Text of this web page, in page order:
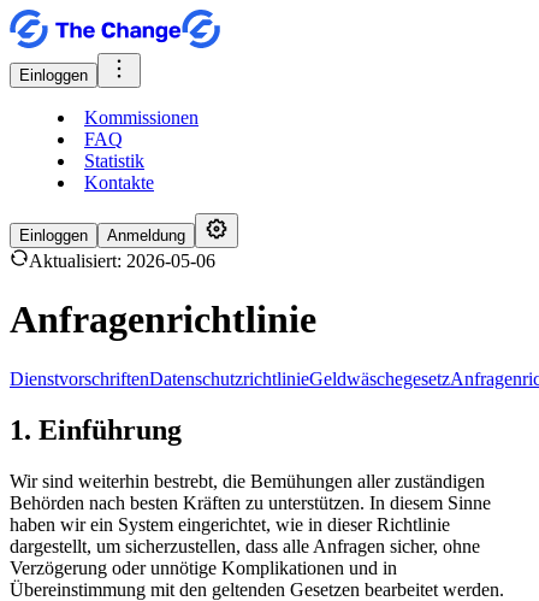
Einloggen
Kommissionen
FAQ
Statistik
Kontakte
Einloggen Anmeldung
Aktualisiert: 2026-05-06
Anfragenrichtlinie
DienstvorschriftenDatenschutzrichtlinieGeldwäschegesetz
1. Einführung
Wir sind weiterhin bestrebt, die Bemühungen aller zuständigen
Behörden nach besten Kräften zu unterstützen. In diesem Sinne
haben wir ein System eingerichtet, wie in dieser Richtlinie
dargestellt, um sicherzustellen, dass alle Anfragen sicher, ohne
Verzögerung oder unnötige Komplikationen und in
Übereinstimmung mit den geltenden Gesetzen bearbeitet werden.